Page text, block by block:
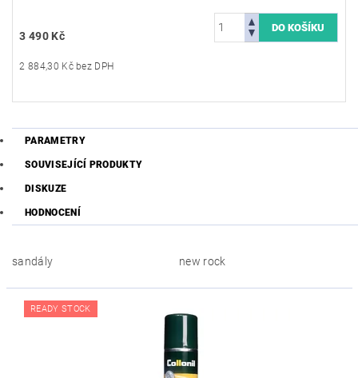
3 490 Kč
2 884,30 Kč bez DPH
PARAMETRY
SOUVISEJÍCÍ PRODUKTY
DISKUZE
HODNOCENÍ
sandály new rock
READY STOCK